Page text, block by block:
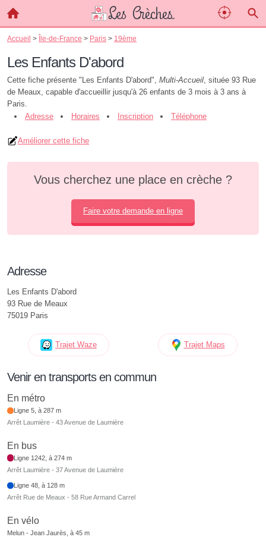
Accueil > Île-de-France > Paris > 19ème
Les Enfants D'abord
Cette fiche présente "Les Enfants D'abord", Multi-Accueil, située 93 Rue
de Meaux, capable d'accueillir jusqu'à 26 enfants de 3 mois à 3 ans à
Paris.
Adresse
Horaires Inscription Téléphone
Améliorer cette fiche
Vous cherchez une place en crèche ?
Faire votre demande en ligne
Adresse
Les Enfants D'abord
93 Rue de Meaux
75019 Paris
Trajet Waze Trajet Maps
Venir en transports en commun
En métro
Ligne 5, à 287 m
Arrêt Laumière - 43 Avenue de Laumière
En bus
Ligne 1242, à 274 m
Arrêt Laumière - 37 Avenue de Laumière
Ligne 48, à 128 m
Arrêt Rue de Meaux - 58 Rue Armand Carrel
En vélo
Melun - Jean Jaurès, à 45 m